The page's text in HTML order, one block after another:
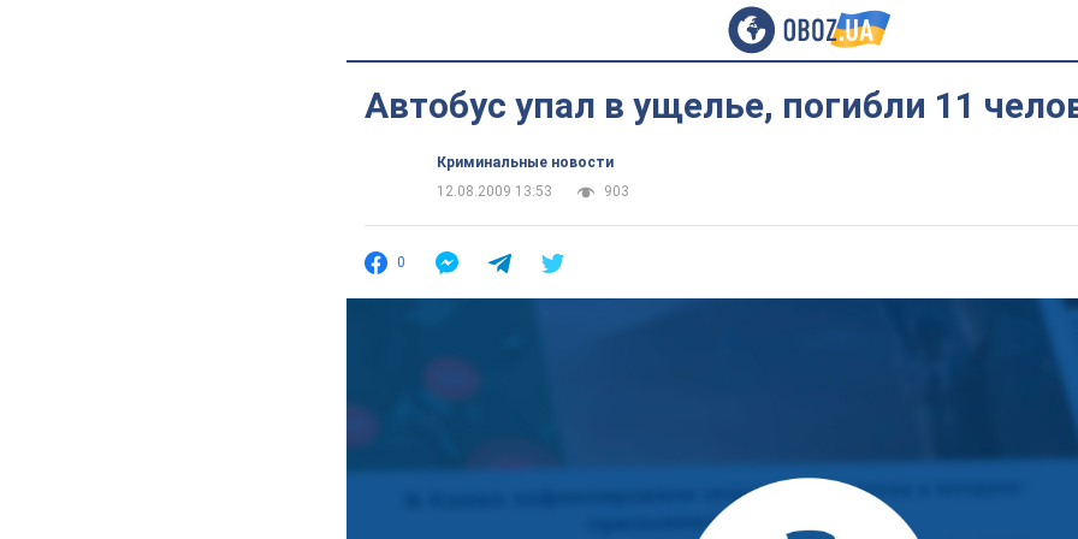
Автобус упал в ущелье, погибли 11
Криминальные новости
12.08.2009 13:53
903
0